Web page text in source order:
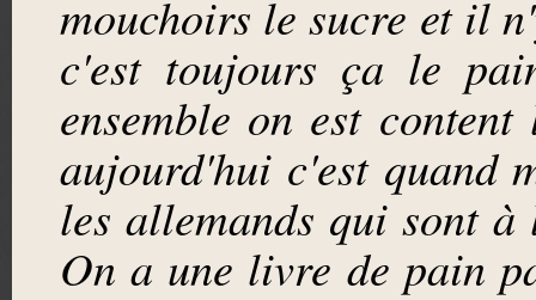
mouchoirs le sucre et il
c'est toujours ça le
ensemble on est
aujourd'hui c'est quand
les allemands qui sont
On a une livre de pain